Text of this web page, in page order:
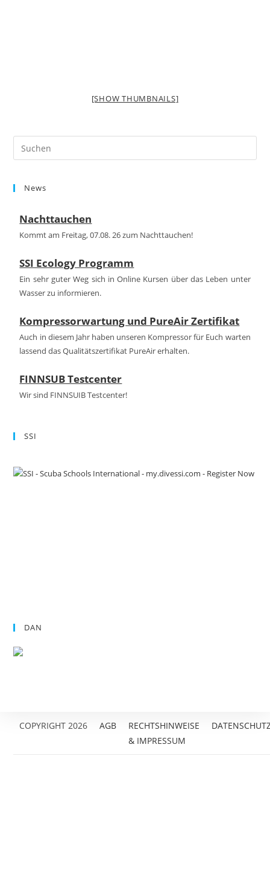
[SHOW THUMBNAILS]
News
Nachttauchen
Kommt am Freitag, 07.08. 26 zum Nachttauchen!
SSI Ecology Programm
Ein sehr guter Weg sich in Online Kursen über das Leben unter
Wasser zu informieren.
Kompressorwartung und PureAir Zertifikat
Auch in diesem Jahr haben unseren Kompressor für Euch warten
lassend das Qualitätszertifikat PureAir erhalten.
FINNSUB Testcenter
Wir sind FINNSUIB Testcenter!
SSI
DAN
COPYRIGHT 2026 AGB
RECHTSHINWEISE
& IMPRESSUM